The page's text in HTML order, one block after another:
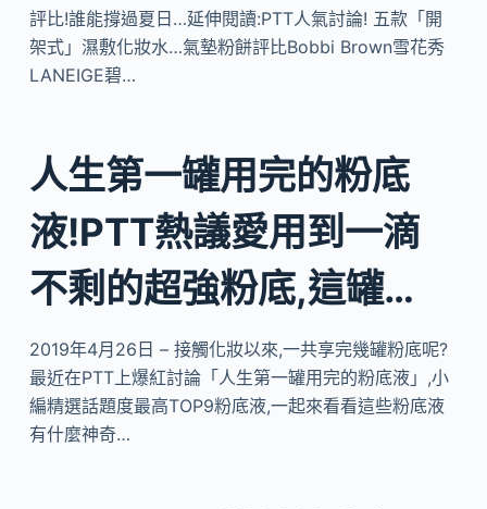
評比!誰能撐過夏日…延伸閱讀:PTT人氣討論! 五款「開
架式」濕敷化妝水…氣墊粉餅評比Bobbi Brown雪花秀
LANEIGE碧…
人生第一罐用完的粉底
液!PTT熱議愛用到一滴
不剩的超強粉底,這罐…
2019年4月26日 – 接觸化妝以來,一共享完幾罐粉底呢?
最近在PTT上爆紅討論「人生第一罐用完的粉底液」,小
編精選話題度最高TOP9粉底液,一起來看看這些粉底液
有什麼神奇…